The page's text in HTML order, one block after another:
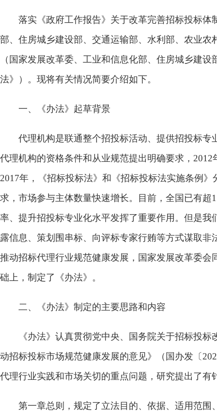
落实《政府工作报告》关于改革完善招标投标体
部、住房城乡建设部、交通运输部、水利部、农业
（国家发展改革委、工业和信息化部、住房城乡建
法》）。现将有关情况简要介绍如下。
一、《办法》起草背景
代理机构是联通整个招投标活动、提供招投标专
代理机构的资格条件和从业规范提出明确要求，
2017年，《招标投标法》和《招标投标法实施条例
求，市场参与主体数量快速增长。目前，全国已有
率、提升招投标专业化水平发挥了重要作用。但是
露信息、策划围串标、向评标专家行贿等方式谋取
推动招标代理行业规范健康发展，国家发展改革委
础上，制定了《办法》。
二、《办法》制定的主要思路和内容
《办法》认真贯彻党中央、国务院关于招标投标
动招标投标市场规范健康发展的意见》（国办发〔
代理行业实践和市场关切的重点问题，研究提出了
第一章总则， 规定了立法目的、依据、适用范围